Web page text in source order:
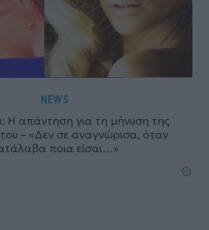
NEWS
Η απάντηση για τη μήνυση της
– «Δεν σε αναγνώρισα, όταν
ποια είσαι…»